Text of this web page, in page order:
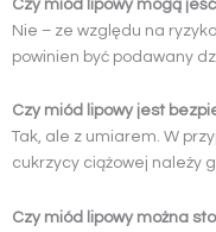
Czy miód lipowy mogą
Nie – ze względu na
powinien być podawany
Czy miód lipowy jest
Tak, ale z umiarem. W
cukrzycy ciążowej należy
Czy miód lipowy można